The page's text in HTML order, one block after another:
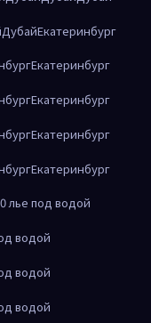
ДубайЕкатеринбург
Екатеринбург
Екатеринбург
Екатеринбург
Екатеринбург
лье под водой
водой
водой
водой